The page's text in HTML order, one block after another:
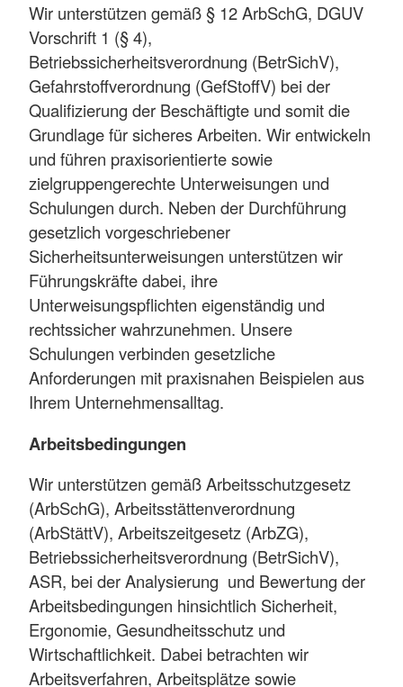
Wir unterstützen gemäß § 12 ArbSchG, DGUV
Vorschrift 1 (§ 4),
Betriebssicherheitsverordnung (BetrSichV),
Gefahrstoffverordnung (GefStoffV) bei der
Qualifizierung der Beschäftigte und somit die
Grundlage für sicheres Arbeiten. Wir entwickeln
und führen praxisorientierte sowie
zielgruppengerechte Unterweisungen und
Schulungen durch. Neben der Durchführung
gesetzlich vorgeschriebener
Sicherheitsunterweisungen unterstützen wir
Führungskräfte dabei, ihre
Unterweisungspflichten eigenständig und
rechtssicher wahrzunehmen. Unsere
Schulungen verbinden gesetzliche
Anforderungen mit praxisnahen Beispielen aus
Ihrem Unternehmensalltag.
Arbeitsbedingungen
Wir unterstützen gemäß Arbeitsschutzgesetz
(ArbSchG), Arbeitsstättenverordnung
(ArbStättV), Arbeitszeitgesetz (ArbZG),
Betriebssicherheitsverordnung (BetrSichV),
ASR, bei der Analysierung und Bewertung der
Arbeitsbedingungen hinsichtlich Sicherheit,
Ergonomie, Gesundheitsschutz und
Wirtschaftlichkeit. Dabei betrachten wir
Arbeitsverfahren, Arbeitsplätze sowie